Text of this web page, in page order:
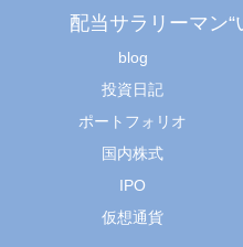
配当サラリーマン“
blog
投資日記
ポートフォリオ
国内株式
IPO
仮想通貨